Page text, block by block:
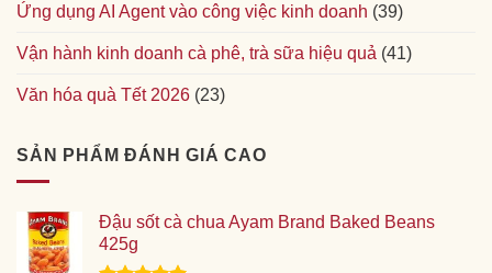
Ứng dụng AI Agent vào công việc kinh doanh (39)
Vận hành kinh doanh cà phê, trà sữa hiệu quả (41)
Văn hóa quà Tết 2026 (23)
SẢN PHẨM ĐÁNH GIÁ CAO
Đậu sốt cà chua Ayam Brand Baked Beans
425g